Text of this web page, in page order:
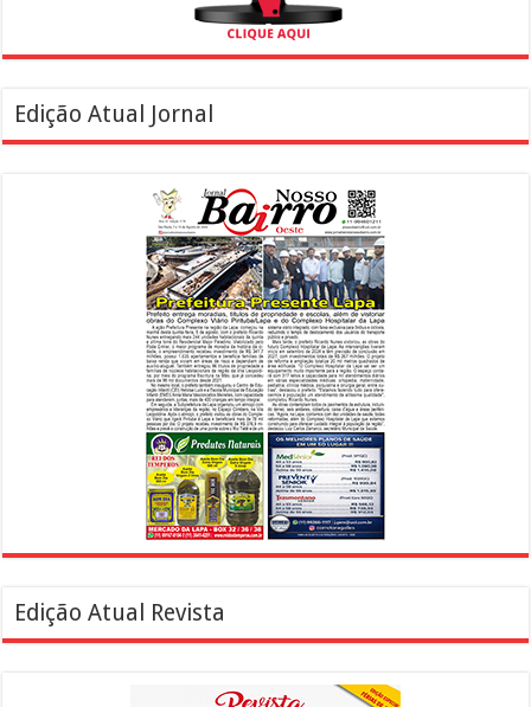
Edição Atual Jornal
Edição Atual Revista